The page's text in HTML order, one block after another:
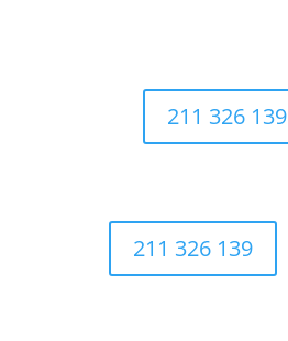
211 326 139
211 326 139